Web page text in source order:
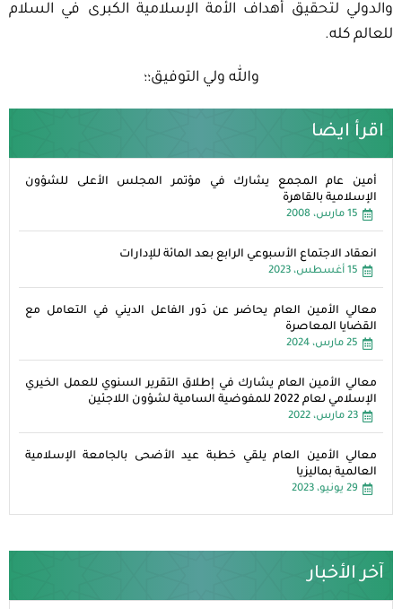
والدولي لتحقيق أهداف الأمة الإسلامية الكبرى في السلام
للعالم كله.
والله ولي التوفيق؛؛
اقرأ ايضا
أمين عام المجمع يشارك في مؤتمر المجلس الأعلى للشؤون
الإسلامية بالقاهرة
15 مارس، 2008
انعقاد الاجتماع الأسبوعي الرابع بعد المائة للإدارات
15 أغسطس، 2023
معالي الأمين العام يحاضر عن دَور الفاعل الديني في التعامل مع
القضايا المعاصرة
25 مارس، 2024
معالي الأمين العام يشارك في إطلاق التقرير السنوي للعمل الخيري
الإسلامي لعام 2022 للمفوضية السامية لشؤون اللاجئين
23 مارس، 2022
معالي الأمين العام يلقي خطبة عيد الأضحى بالجامعة الإسلامية
العالمية بماليزيا
29 يونيو، 2023
آخر الأخبار